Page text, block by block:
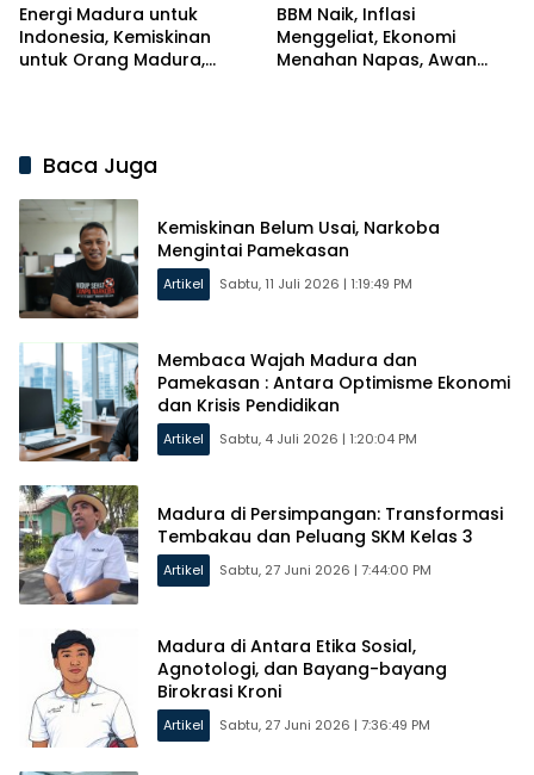
Energi Madura untuk
Indonesia, Kemiskinan
untuk Orang Madura,
BBM Naik, Inflasi
Menggeliat, Ekonomi
Menahan Napas, Awan
Baca Juga
Kemiskinan Belum Usai, Narkoba
Mengintai Pamekasan
Artikel Sabtu, 11 Juli 2026 | 1:19:49 PM
Membaca Wajah Madura dan
Pamekasan : Antara Optimisme Ekonomi
dan Krisis Pendidikan
Artikel Sabtu, 4 Juli 2026 | 1:20:04 PM
Madura di Persimpangan: Transformasi
Tembakau dan Peluang SKM Kelas 3
Artikel Sabtu, 27 Juni 2026 | 7:44:00 PM
Madura di Antara Etika Sosial,
Agnotologi, dan Bayang-bayang
Birokrasi Kroni
Artikel Sabtu, 27 Juni 2026 | 7:36:49 PM